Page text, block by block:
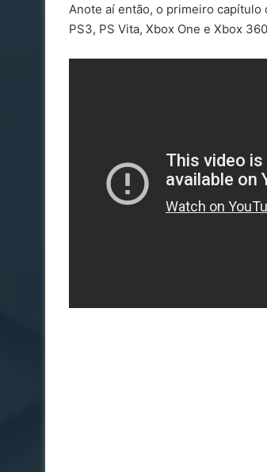
Anote aí então, o primeiro capítulo
PS3, PS Vita, Xbox One e Xbox